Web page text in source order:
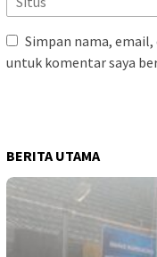
Simpan nama, email,
untuk komentar saya
BERITA UTAMA